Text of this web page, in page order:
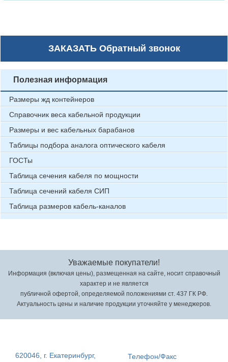
ЗАКАЗАТЬОбратный звонок
Полезная информация
Размеры жд контейнеров
Справочник веса кабельной продукции
Размеры и вес кабельных барабанов
Таблицы подбора аналога оптического кабеля
ГОСТы
Таблица сечения кабеля по мощности
Таблица сечений кабеля СИП
Таблица размеров кабель-каналов
Уважаемые покупатели!
Информация (включая цены), размещенная на сайте, носит справочный
характер и не является
публичной офертой, определяемой положениями ст. 437 ГК РФ.
Актуальность цены и наличие продукции уточняйте у менеджеров.
620046, г. Екатеринбург,
Телефон/Факс